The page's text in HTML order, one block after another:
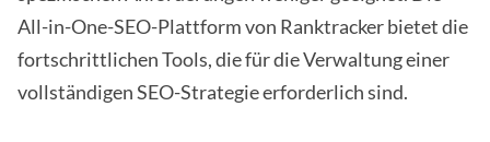
All-in-One-SEO-Plattform von Ranktracker bietet die
fortschrittlichen Tools, die für die Verwaltung einer
vollständigen SEO-Strategie erforderlich sind.